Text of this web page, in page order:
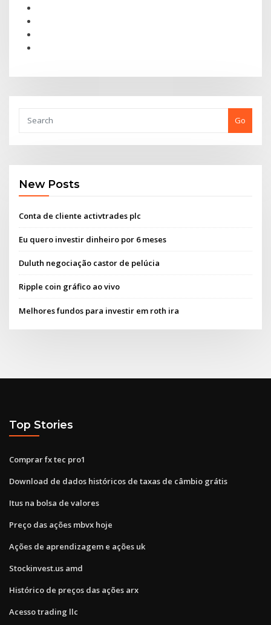
Go
New Posts
Conta de cliente activtrades plc
Eu quero investir dinheiro por 6 meses
Duluth negociação castor de pelúcia
Ripple coin gráfico ao vivo
Melhores fundos para investir em roth ira
Top Stories
Comprar fx tec pro1
Download de dados históricos de taxas de câmbio grátis
Itus na bolsa de valores
Preço das ações mbvx hoje
Ações de aprendizagem e ações uk
Stockinvest.us amd
Histórico de preços das ações arx
Acesso trading llc